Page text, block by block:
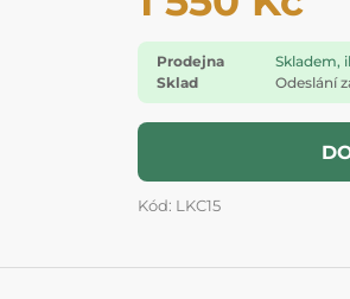
Prodejna
Skladem,
Sklad
Odeslání
Kód: LKC15